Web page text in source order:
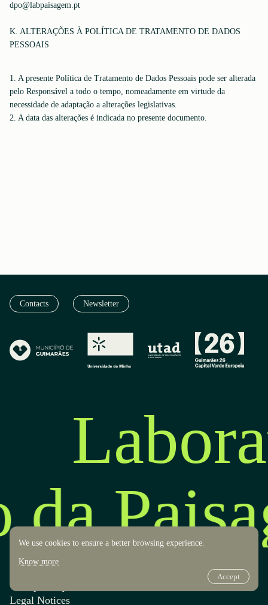
dpo@labpaisagem.pt
K. ALTERAÇÕES À POLÍTICA DE TRATAMENTO DE DADOS
PESSOAIS
1. A presente Política de Tratamento de Dados Pessoais pode ser alterada
pelo Responsável a todo o tempo, nomeadamente em virtude da
necessidade de adaptação a alterações legislativas.
2. A data das alterações é indicada no presente documento.
Contacts Newsletter
Transparency
Legal Notices
Design by OOF
We use cookies to ensure a better browsing experience.
Know more
Accept